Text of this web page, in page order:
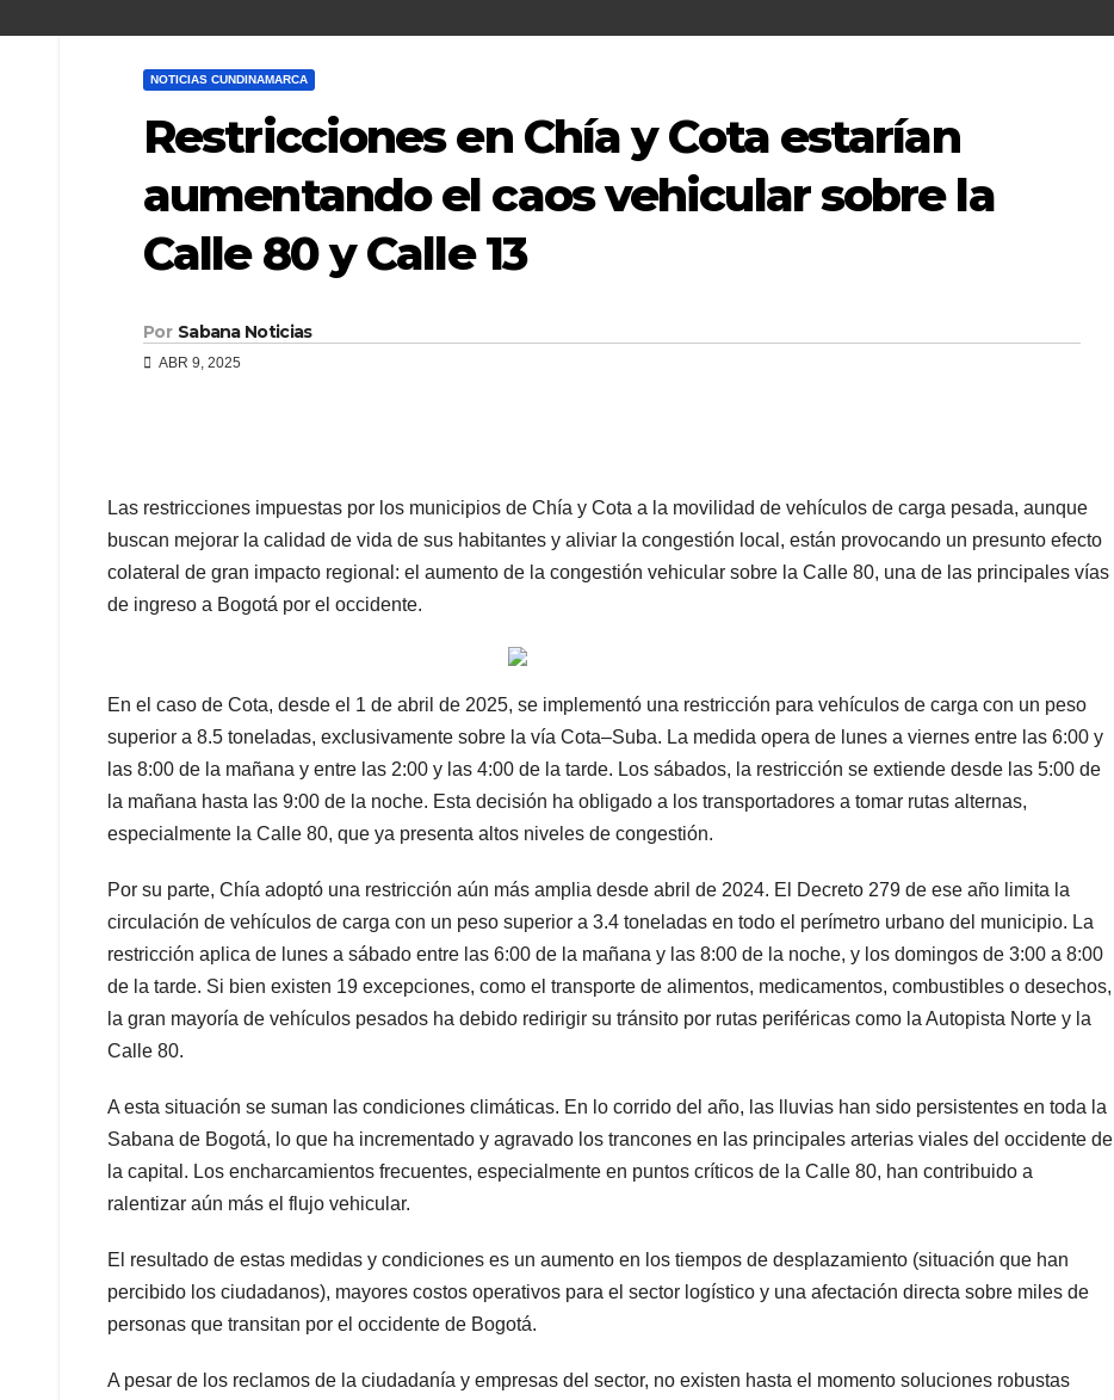
NOTICIAS CUNDINAMARCA
Restricciones en Chía y Cota estarían
aumentando el caos vehicular sobre la
Calle 80 y Calle 13
Por Sabana Noticias
ABR 9, 2025
Las restricciones impuestas por los municipios de Chía y Cota a la movilidad de vehículos de carga pesada, aunque
buscan mejorar la calidad de vida de sus habitantes y aliviar la congestión local, están provocando un presunto efecto
colateral de gran impacto regional: el aumento de la congestión vehicular sobre la Calle 80, una de las principales vías
de ingreso a Bogotá por el occidente.
En el caso de Cota, desde el 1 de abril de 2025, se implementó una restricción para vehículos de carga con un peso
superior a 8.5 toneladas, exclusivamente sobre la vía Cota–Suba. La medida opera de lunes a viernes entre las 6:00 y
las 8:00 de la mañana y entre las 2:00 y las 4:00 de la tarde. Los sábados, la restricción se extiende desde las 5:00 de
la mañana hasta las 9:00 de la noche. Esta decisión ha obligado a los transportadores a tomar rutas alternas,
especialmente la Calle 80, que ya presenta altos niveles de congestión.
Por su parte, Chía adoptó una restricción aún más amplia desde abril de 2024. El Decreto 279 de ese año limita la
circulación de vehículos de carga con un peso superior a 3.4 toneladas en todo el perímetro urbano del municipio. La
restricción aplica de lunes a sábado entre las 6:00 de la mañana y las 8:00 de la noche, y los domingos de 3:00 a 8:00
de la tarde. Si bien existen 19 excepciones, como el transporte de alimentos, medicamentos, combustibles o desechos,
la gran mayoría de vehículos pesados ha debido redirigir su tránsito por rutas periféricas como la Autopista Norte y la
Calle 80.
A esta situación se suman las condiciones climáticas. En lo corrido del año, las lluvias han sido persistentes en toda la
Sabana de Bogotá, lo que ha incrementado y agravado los trancones en las principales arterias viales del occidente de
la capital. Los encharcamientos frecuentes, especialmente en puntos críticos de la Calle 80, han contribuido a
ralentizar aún más el flujo vehicular.
El resultado de estas medidas y condiciones es un aumento en los tiempos de desplazamiento (situación que han
percibido los ciudadanos), mayores costos operativos para el sector logístico y una afectación directa sobre miles de
personas que transitan por el occidente de Bogotá.
A pesar de los reclamos de la ciudadanía y empresas del sector, no existen hasta el momento soluciones robustas